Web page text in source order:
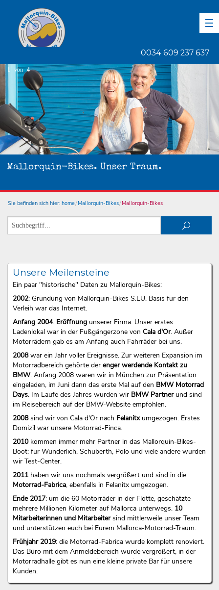
0034 609 237 637
Mallorquin-Bikes. Unser Traum.
1 von 4
Sie befinden sich hier: home Mallorquin-Bikes Mallorquin-Bikes
Unsere Meilensteine
Ein paar "historische" Daten zu Mallorquin-Bikes:
2002: Gründung von Mallorquin-Bikes S.LU. Basis für den
Verleih war das Internet.
Anfang 2004: Eröffnungunserer Firma. Unser erstes
Ladenlokal war in der Fußgängerzone von Cala d'Or. Außer
Motorrädern gab es am Anfang auch Fahrräder bei uns.
2008war ein Jahr voller Ereignisse. Zur weiteren Expansion im
Motorradbereich gehörte der enger werdende Kontakt zu
BMW. Anfang 2008 waren wir in München zur Präsentation
eingeladen, im Juni dann das erste Mal auf den BMW Motorrad
Days. Im Laufe des Jahres wurden wir BMW Partnerund sind
im Reisebereich auf der BMW-Website empfohlen.
2008sind wir von Cala d'Or nach Felanitxumgezogen. Erstes
Domizil war unsere Motorrad-Finca.
2010kommen immer mehr Partner in das Mallorquin-Bikes-
Boot: für Wunderlich, Schuberth, Polo und viele andere wurden
wir Test-Center.
2011haben wir uns nochmals vergrößert und sind in die
Motorrad-Fabrica, ebenfalls in Felanitx umgezogen.
Ende 2017: um die 60 Motorräder in der Flotte, geschätzte
mehrere Millionen Kilometer auf Mallorca unterwegs. 10
Mitarbeiterinnen und Mitarbeitersind mittlerweile unser Team
und unterstützen euch bei Eurem Mallorca-Motorrad-Traum.
Frühjahr 2019: die Motorrad-Fabrica wurde komplett renoviert.
Das Büro mit dem Anmeldebereich wurde vergrößert, in der
Motorradhalle gibt es nun eine kleine private Bar für unsere
Kunden.